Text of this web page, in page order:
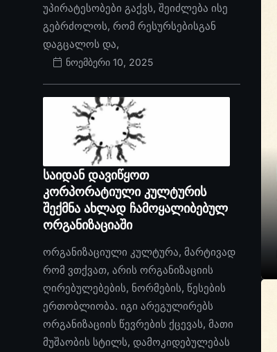
უპირატესობები გაქვს, შეიძლება ისე
გებრძოლოს, რომ რესურსებისგან
დაგცალოს და,
ნოემბერი 10, 2025
საიდან დავიწყოთ
კორპორატიული კულტურის
შექმნა ახლად ჩამოყალიბებულ
ორგანიზაციაში
ორგანიზაციული კულტურა, მარტივად
რომ ვთქვათ, არის ორგანიზაციის
ღირებულებების, ნორმების, წესების
ერთობლიობა. იგი არეგულირებს
ორგანიზაციის წევრების ქცევას, მათი
მუშაობის სტილს, დამოკიდებულებას